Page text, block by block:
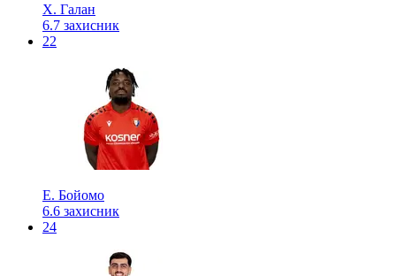
Х. Галан
6.7 захисник
22
Е. Бойомо
6.6 захисник
24